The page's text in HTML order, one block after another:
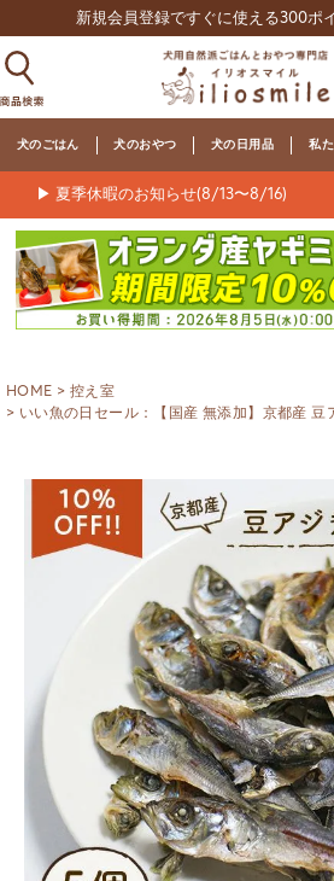
新規会員登録ですぐに使える300ポ
犬のごはん 犬のおやつ 犬の日用品 私
▶ 夏季休暇のお知らせ(8/13〜8/16)
HOME
控え室
いい魚の日セール：【国産 無添加】京都産 豆